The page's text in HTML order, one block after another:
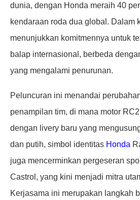
dunia, dengan Honda meraih 40
kendaraan roda dua global. Dalam
menunjukkan komitmennya untuk
balap internasional, berbeda
yang mengalami penurunan.
Peluncuran ini menandai
penampilan tim, di mana motor
dengan livery baru yang
dan putih, simbol identitas Honda
juga mencerminkan pergeseran
Castrol, yang kini menjadi mitra
Kerjasama ini merupakan langkah